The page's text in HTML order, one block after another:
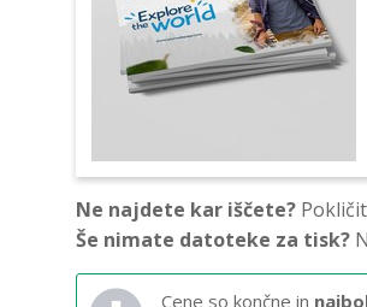
Ne najdete kar iščete?
Še nimate datoteke za tisk?
Cene so končne in